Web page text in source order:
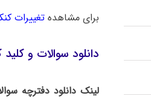
برای مشاهده تغییرات
دانلود سوالات و
لینک دانلود دفترچه